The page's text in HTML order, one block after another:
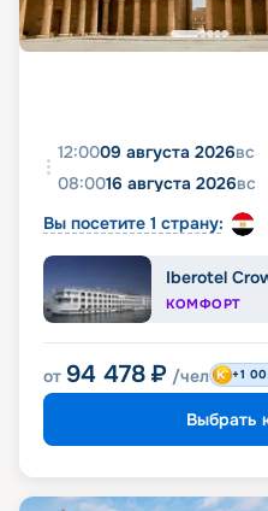
12:0009 августа 2026вс
08:0016 августа 2026вс
Вы посетите 1 страну:
Iberotel
КОМФОРТ
от 94 478 ₽ /чел +1
Выбрать